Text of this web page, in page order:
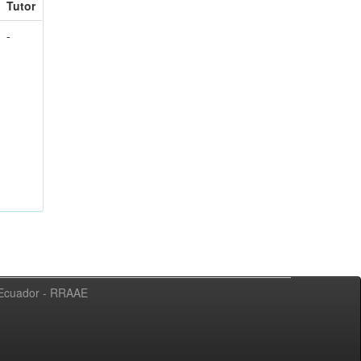
Tutor
-
- RRAAE